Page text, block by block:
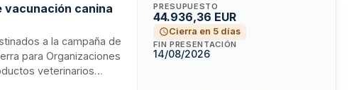
vacunación canina
a la campaña de
para Organizaciones
veterinarios
PRESUPUESTO
44.936,36 EUR
Cierra en 5 días
FIN PRESENTACIÓN
14/08/2026